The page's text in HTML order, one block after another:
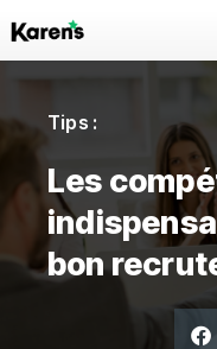
Tips :
Les
bon